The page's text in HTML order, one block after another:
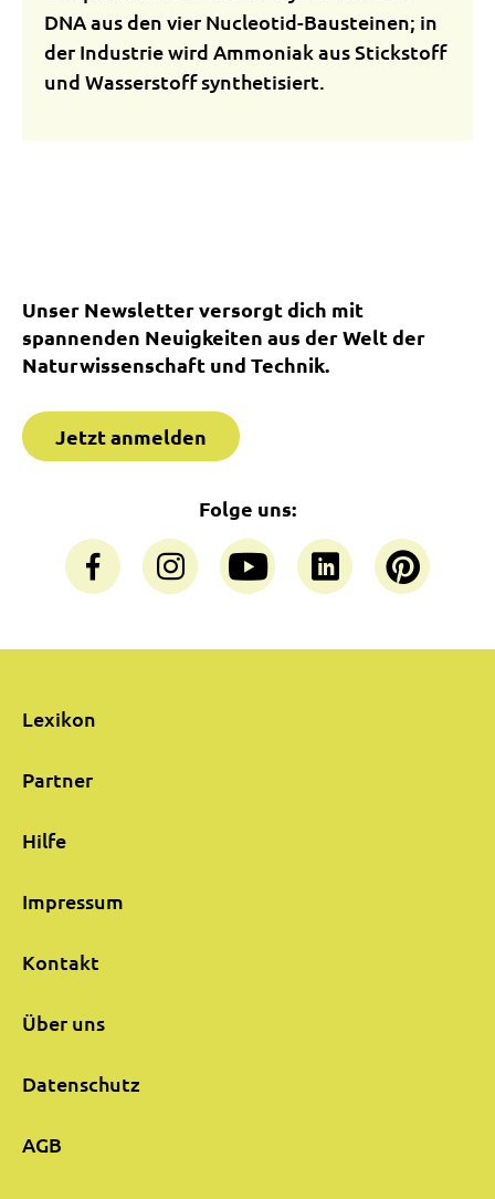
DNA aus den vier Nucleotid-Bausteinen; in
der Industrie wird Ammoniak aus Stickstoff
und Wasserstoff synthetisiert.
Unser Newsletter versorgt dich mit
spannenden Neuigkeiten aus der Welt der
Naturwissenschaft und Technik.
Jetzt anmelden
Folge uns:
Lexikon
Partner
Hilfe
Impressum
Kontakt
Über uns
Datenschutz
AGB